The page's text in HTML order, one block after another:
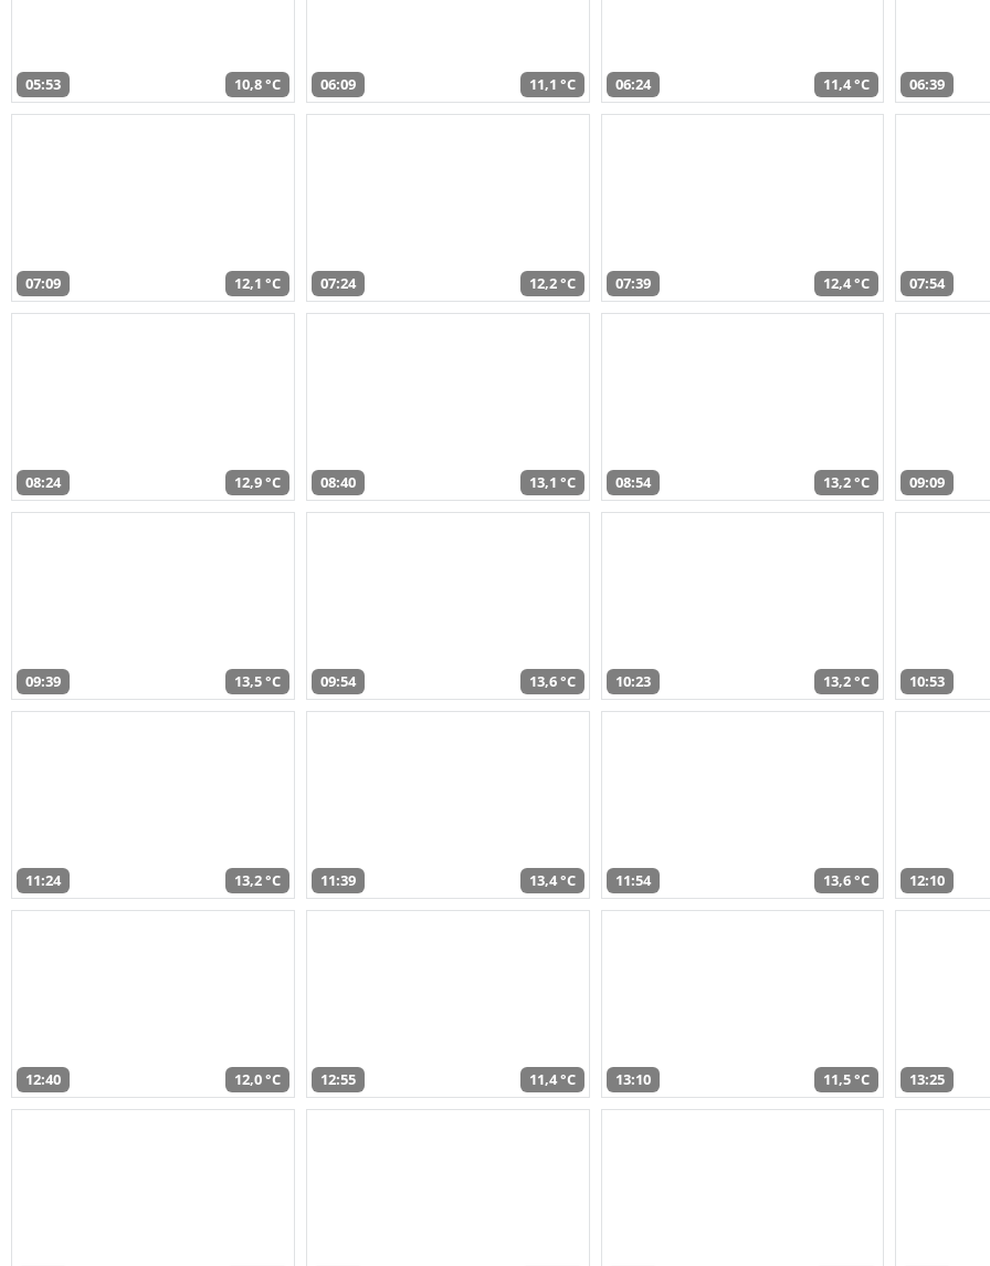
05:53 10,8 °C 06:09 11,1 °C 06:24 11,4 °C 06:39
07:09 12,1 °C 07:24 12,2 °C 07:39 12,4 °C 07:54
08:24 12,9 °C 08:40 13,1 °C 08:54 13,2 °C 09:09
09:39 13,5 °C 09:54 13,6 °C 10:23 13,2 °C 10:53
11:24 13,2 °C 11:39 13,4 °C 11:54 13,6 °C 12:10
12:40 12,0 °C 12:55 11,4 °C 13:10 11,5 °C 13:25